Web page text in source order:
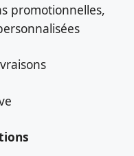
promotionnelles,